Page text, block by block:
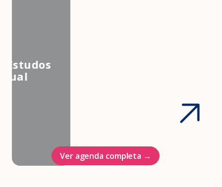
Associação Brasileira de Estudos
em Medicina e Saúde Sexual
Ver agenda completa →